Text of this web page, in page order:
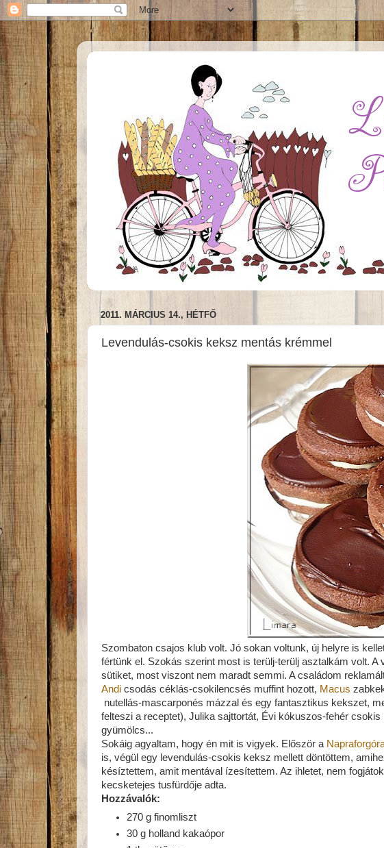
2011. MÁRCIUS 14., HÉTFŐ
Levendulás-csokis keksz mentás krémmel
Szombaton csajos klub volt. Jó sokan voltunk, új helyre is
fértünk el. Szokás szerint most is terülj-terülj asztalkám volt.
sütiket, most viszont nem maradt semmi. A családom
Andi csodás céklás-csokilencsés muffint hozott, Macus
nutellás-mascarponés mázzal és egy fantasztikus kekszet,
felteszi a receptet), Julika sajttortát, Évi kókuszos-fehér
gyümölcs...
Sokáig agyaltam, hogy én mit is vigyek. Először a
is, végül egy levendulás-csokis keksz mellett döntöttem,
késíztettem, amit mentával ízesítettem. Az ihletet, nem
kecsketejes tusfürdője adta.
Hozzávalók:
270 g finomliszt
30 g holland kakaópor